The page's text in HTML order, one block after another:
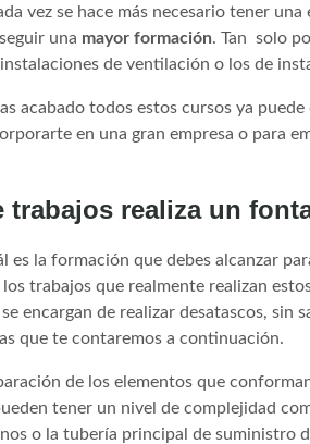
vez se hace más necesario tener
una mayor formación. Tan solo
de ventilación o los de
acabado todos estos cursos ya
en una gran empresa o para
trabajos realiza un
es la formación que debes alcanzar
trabajos que realmente realizan
encargan de realizar desatascos,
que te contaremos a continuación.
de los elementos que
tener un nivel de complejidad
o la tubería principal de suministro